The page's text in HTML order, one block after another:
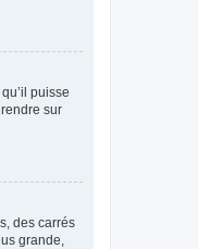
puisse
sur
des carrés
grande,